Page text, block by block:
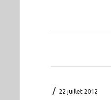
/ 22 juillet 2012